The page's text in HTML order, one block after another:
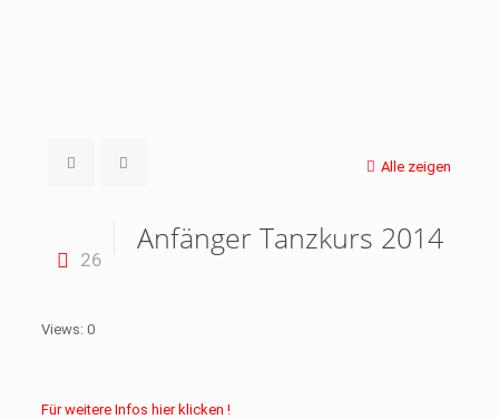
Alle zeigen
26
Anfänger Tanzkurs 2014
Views: 0
Für weitere Infos hier klicken !